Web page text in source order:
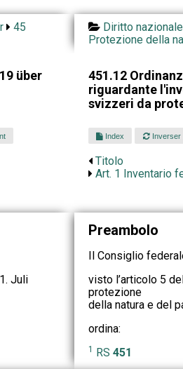
45
Diritto nazionale
Protezione della
über
451.12
riguardante
svizzeri da
Index Inverser
Titolo
Art. 1 Inventario
Juli
Preambolo
Il Consiglio
visto l’articolo 5
protezione
della natura e del
ordina:
1 RS 451